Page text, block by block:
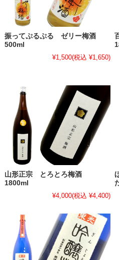
振ってぷるぷる ゼリー梅酒
500ml
¥1,500(税込 ¥1,650)
山形正宗 とろとろ梅酒
1800ml
¥4,000(税込 ¥4,400)